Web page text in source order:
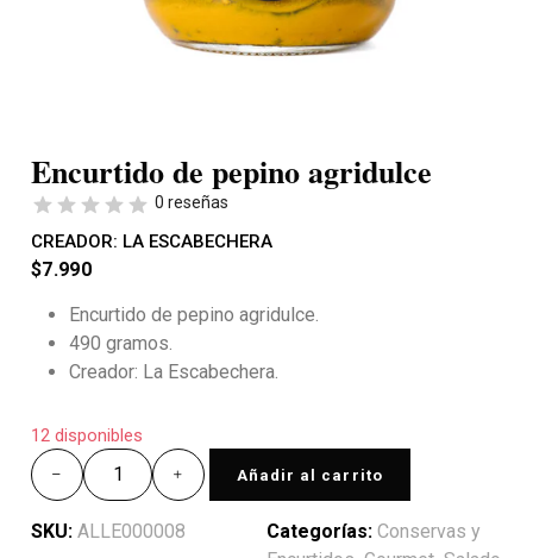
Encurtido de pepino agridulce
0 reseñas
CREADOR: LA ESCABECHERA
$7.990
Encurtido de pepino agridulce.
490 gramos.
Creador: La Escabechera.
12 disponibles
Añadir al carrito
SKU: ALLE000008 Categorías: Conservas y